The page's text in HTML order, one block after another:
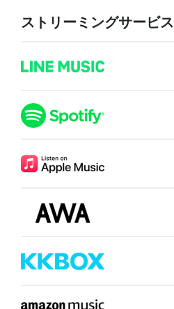
ストリーミングサービス